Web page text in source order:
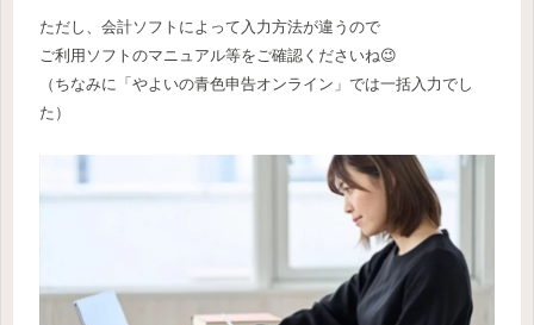
ただし、会計ソフトによって入力方法が違うので
ご利用ソフトのマニュアル等をご確認くださいね😉
（ちなみに「やよいの青色申告オンライン」では一括入力でし
た）